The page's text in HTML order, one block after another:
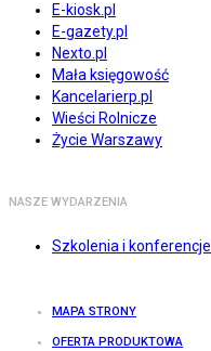
E-kiosk.pl
E-gazety.pl
Nexto.pl
Mała księgowość
Kancelarierp.pl
Wieści Rolnicze
Życie Warszawy
NASZE WYDARZENIA
Szkolenia i konferencje
MAPA STRONY
OFERTA PRODUKTOWA